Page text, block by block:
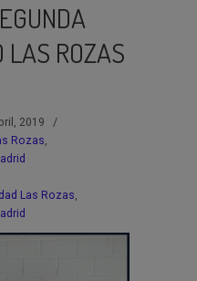
LAS ROZAS
2019
/
Rozas,
Las Rozas,